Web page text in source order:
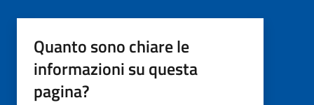
Quanto sono chiare le
informazioni su questa
pagina?